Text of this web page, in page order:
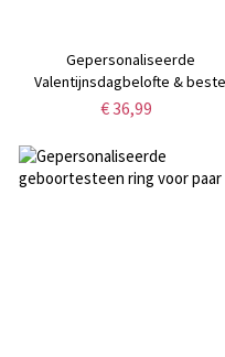
Gepersonaliseerde
Valentijnsdagbelofte & beste
vriend ketting
€ 36,99